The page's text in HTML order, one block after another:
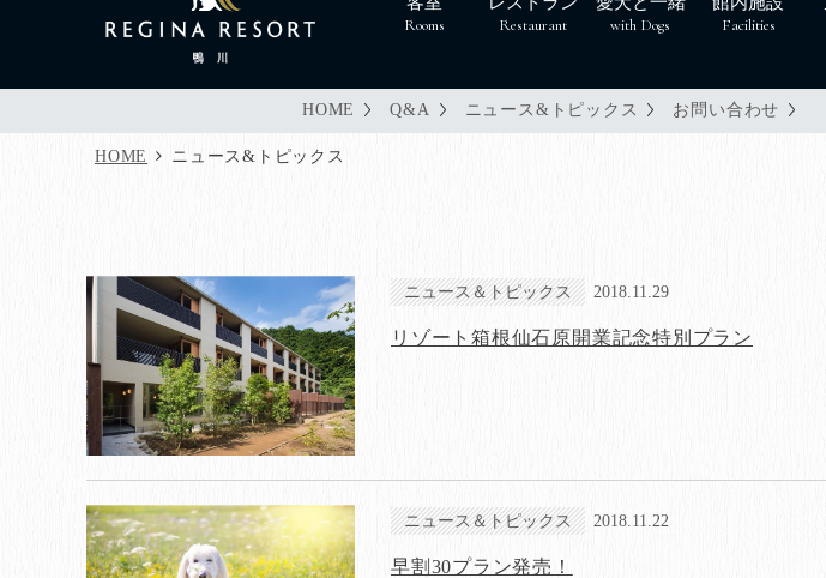
Rooms Restaurant with Dogs Facilities
HOME Q&A ニュース&トピックス お問い合わせ
HOME ニュース&トピックス
ニュース＆トピックス 2018.11.29
リゾート箱根仙石原開業記念特別プラン
ニュース＆トピックス 2018.11.22
早割30プラン発売！